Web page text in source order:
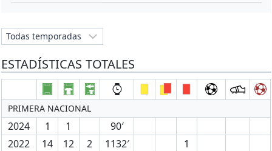
ESTADÍSTICAS TOTALES
PRIMERA NACIONAL
2024 1 1
90′
2022
14 12 2 1132′
1